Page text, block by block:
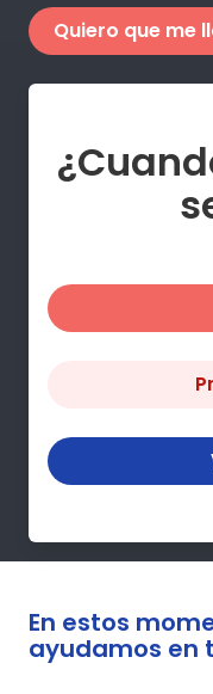
Quiero que me
En estos
ayudamos en